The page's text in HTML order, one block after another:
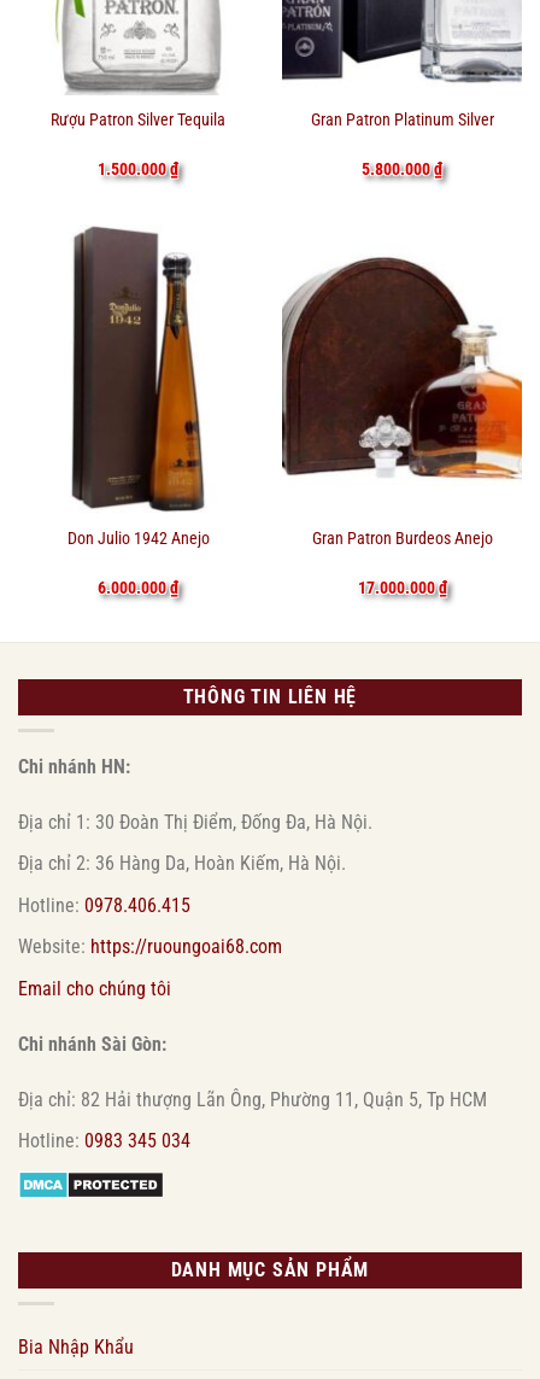
Rượu Patron Silver Tequila
1.500.000₫
Gran Patron Platinum Silver
5.800.000₫
Don Julio 1942 Anejo
6.000.000₫
Gran Patron Burdeos Anejo
17.000.000₫
THÔNG TIN LIÊN HỆ
Chi nhánh HN:
Địa chỉ 1: 30 Đoàn Thị Điểm, Đống Đa, Hà Nội.
Địa chỉ 2: 36 Hàng Da, Hoàn Kiếm, Hà Nội.
Hotline: 0978.406.415
Website: https://ruoungoai68.com
Email cho chúng tôi
Chi nhánh Sài Gòn:
Địa chỉ: 82 Hải thượng Lãn Ông, Phường 11, Quận 5, Tp HCM
Hotline: 0983 345 034
DANH MỤC SẢN PHẨM
Bia Nhập Khẩu